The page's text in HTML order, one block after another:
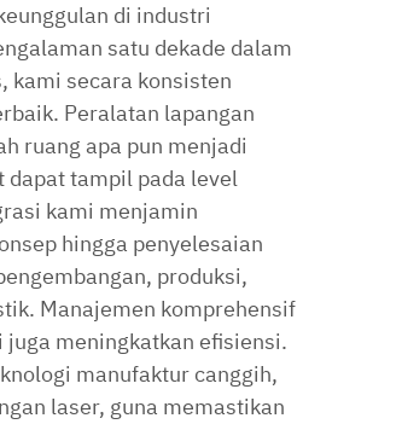
di industri
satu dekade dalam
kami secara konsisten
Peralatan lapangan
ruang apa pun menjadi
tampil pada level
kami menjamin
hingga penyelesaian
produksi,
Manajemen komprehensif
meningkatkan efisiensi.
manufaktur canggih,
laser, guna memastikan